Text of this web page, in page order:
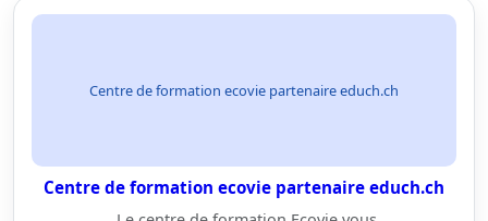
Centre de formation ecovie partenaire educh.ch
Centre de formation ecovie partenaire educh.ch